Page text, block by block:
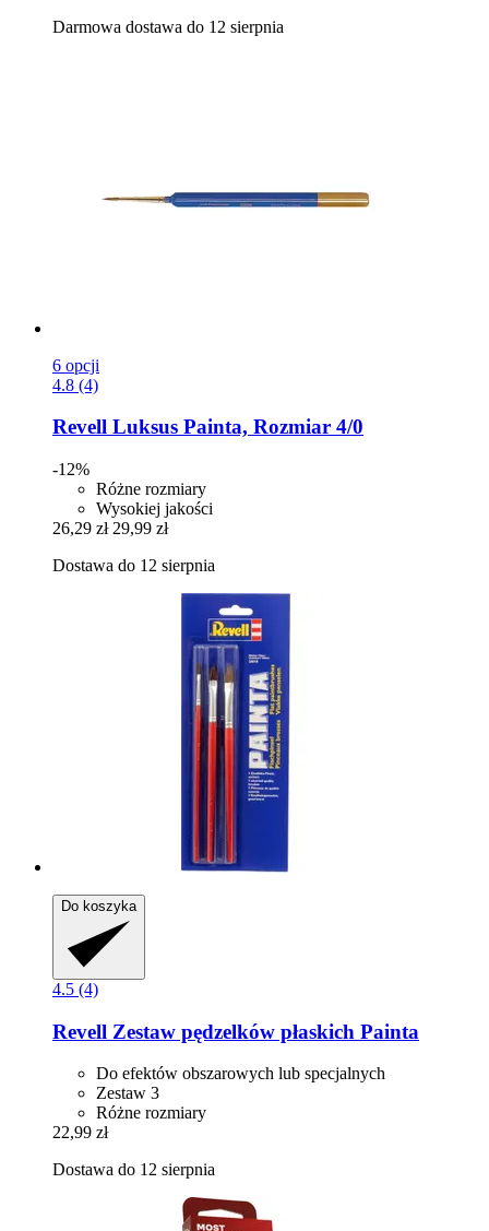
Darmowa dostawa do 12 sierpnia
6 opcji
4.8 (4)
Revell Luksus Painta, Rozmiar 4/0
-12%
Różne rozmiary
Wysokiej jakości
26,29 zł 29,99 zł
Dostawa do 12 sierpnia
Do koszyka
4.5 (4)
Revell Zestaw pędzelków płaskich Painta
Do efektów obszarowych lub specjalnych
Zestaw 3
Różne rozmiary
22,99 zł
Dostawa do 12 sierpnia